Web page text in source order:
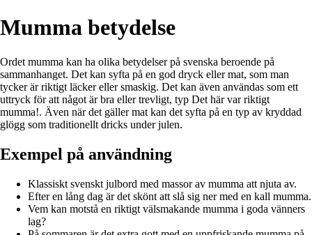
Mumma betydelse
Ordet mumma kan ha olika betydelser på svenska beroende på
sammanhanget. Det kan syfta på en god dryck eller mat, som man
tycker är riktigt läcker eller smaskig. Det kan även användas som ett
uttryck för att något är bra eller trevligt, typ Det här var riktigt
mumma!. Även när det gäller mat kan det syfta på en typ av kryddad
glögg som traditionellt dricks under julen.
Exempel på användning
Klassiskt svenskt julbord med massor av mumma att njuta av.
Efter en lång dag är det skönt att slå sig ner med en kall mumma.
Vem kan motstå en riktigt välsmakande mumma i goda vänners
lag?